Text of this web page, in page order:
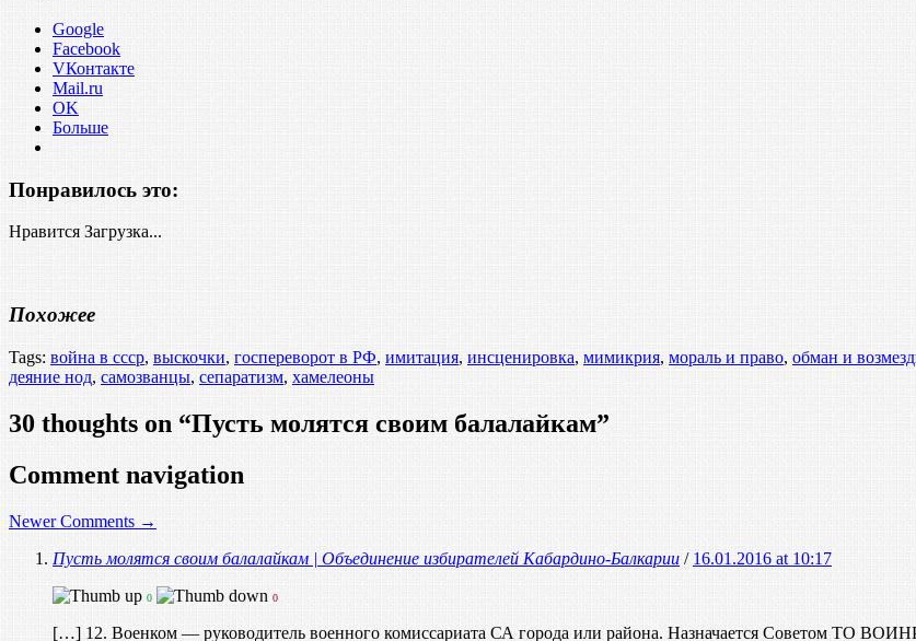
Google
Facebook
VКонтакте
Mail.ru
OK
Больше
Понравилось это:
Нравится Загрузка...
Похожее
Tags: война в ссср, выскочки, госпереворот в РФ, имитация, инсценировка, мимикрия, мораль и право, обман и
деяние нод, самозванцы, сепаратизм, хамелеоны
30 thoughts on “Пусть молятся своим балалайкам”
Comment navigation
Newer Comments →
Пусть молятся своим балалайкам | Объединение избирателей Кабардино-Балкарии / 16.01.2016 at 10:17
0 0
[…] 12. Военком — руководитель военного комиссариата СА города или района. Назначается Советом ТО